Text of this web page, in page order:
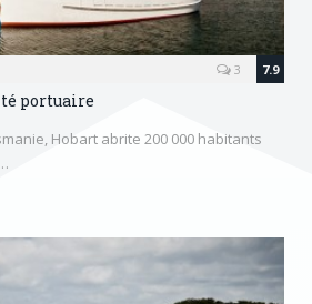
7.9
3
portuaire
Hobart abrite 200 000 habitants